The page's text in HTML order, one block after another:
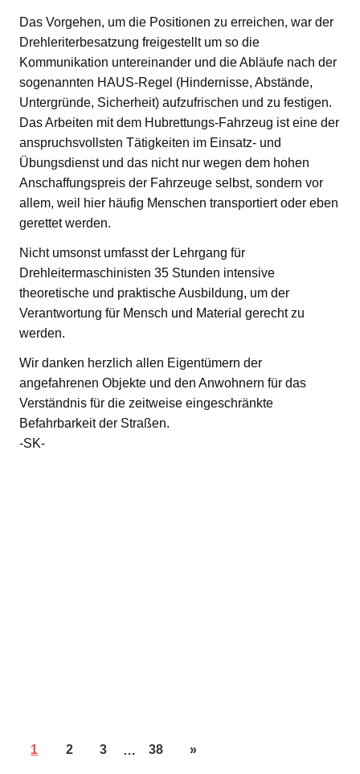
Das Vorgehen, um die Positionen zu erreichen, war der
Drehleriterbesatzung freigestellt um so die
Kommunikation untereinander und die Abläufe nach der
sogenannten HAUS-Regel (Hindernisse, Abstände,
Untergründe, Sicherheit) aufzufrischen und zu festigen.
Das Arbeiten mit dem Hubrettungs-Fahrzeug ist eine der
anspruchsvollsten Tätigkeiten im Einsatz- und
Übungsdienst und das nicht nur wegen dem hohen
Anschaffungspreis der Fahrzeuge selbst, sondern vor
allem, weil hier häufig Menschen transportiert oder eben
gerettet werden.
Nicht umsonst umfasst der Lehrgang für
Drehleitermaschinisten 35 Stunden intensive
theoretische und praktische Ausbildung, um der
Verantwortung für Mensch und Material gerecht zu
werden.
Wir danken herzlich allen Eigentümern der
angefahrenen Objekte und den Anwohnern für das
Verständnis für die zeitweise eingeschränkte
Befahrbarkeit der Straßen.
-SK-
1 2 3 … 38 »